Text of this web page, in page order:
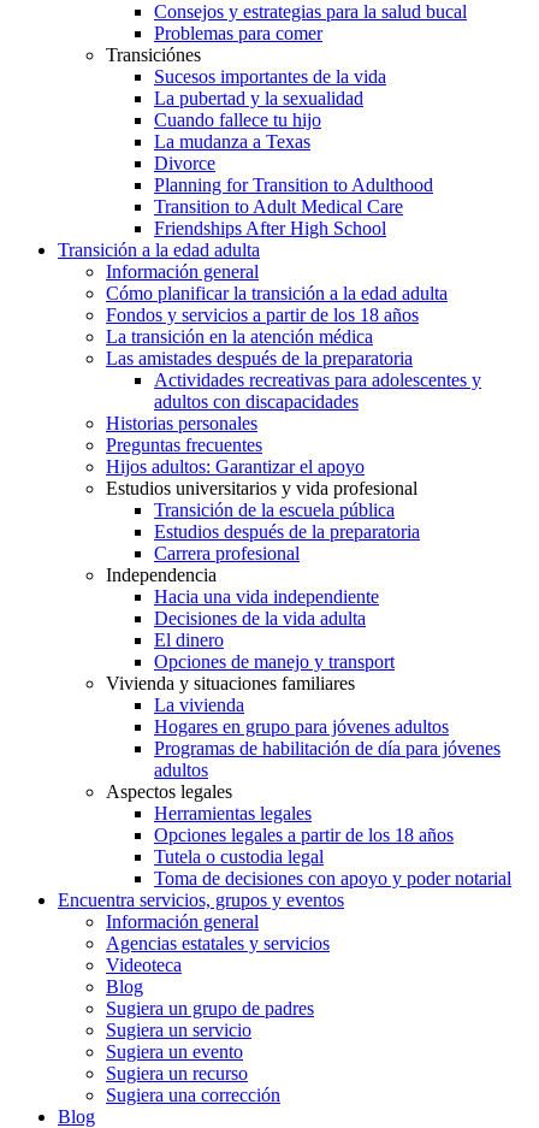
Consejos y estrategias para la salud bucal
Problemas para comer
Transiciónes
Sucesos importantes de la vida
La pubertad y la sexualidad
Cuando fallece tu hijo
La mudanza a Texas
Divorce
Planning for Transition to Adulthood
Transition to Adult Medical Care
Friendships After High School
Transición a la edad adulta
Información general
Cómo planificar la transición a la edad adulta
Fondos y servicios a partir de los 18 años
La transición en la atención médica
Las amistades después de la preparatoria
Actividades recreativas para adolescentes y
adultos con discapacidades
Historias personales
Preguntas frecuentes
Hijos adultos: Garantizar el apoyo
Estudios universitarios y vida profesional
Transición de la escuela pública
Estudios después de la preparatoria
Carrera profesional
Independencia
Hacia una vida independiente
Decisiones de la vida adulta
El dinero
Opciones de manejo y transport
Vivienda y situaciones familiares
La vivienda
Hogares en grupo para jóvenes adultos
Programas de habilitación de día para jóvenes
adultos
Aspectos legales
Herramientas legales
Opciones legales a partir de los 18 años
Tutela o custodia legal
Toma de decisiones con apoyo y poder notarial
Encuentra servicios, grupos y eventos
Información general
Agencias estatales y servicios
Videoteca
Blog
Sugiera un grupo de padres
Sugiera un servicio
Sugiera un evento
Sugiera un recurso
Sugiera una corrección
Blog